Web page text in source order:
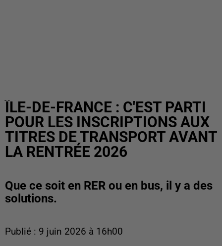
ÎLE-DE-FRANCE : C'EST PARTI
POUR LES INSCRIPTIONS AUX
TITRES DE TRANSPORT AVANT
LA RENTRÉE 2026
Que ce soit en RER ou en bus, il y a des
solutions.
Publié : 9 juin 2026 à 16h00